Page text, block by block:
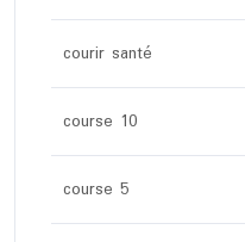
courir santé
course 10
course 5